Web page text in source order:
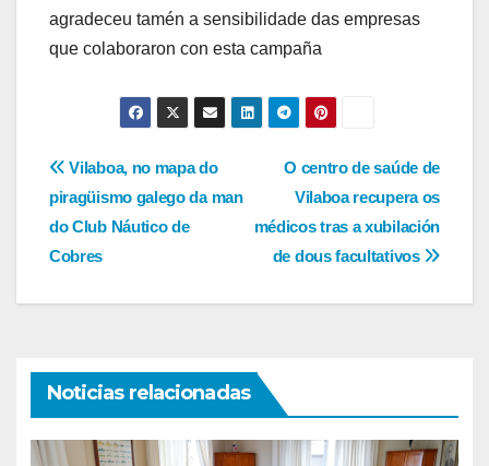
agradeceu tamén a sensibilidade das empresas
que colaboraron con esta campaña
Navegación
de
entradas
O centro de saúde de
Vilaboa recupera os
médicos tras a xubilación
de dous facultativos
Vilaboa, no mapa do
piragüismo galego da man
do Club Náutico de
Cobres
Noticias relacionadas